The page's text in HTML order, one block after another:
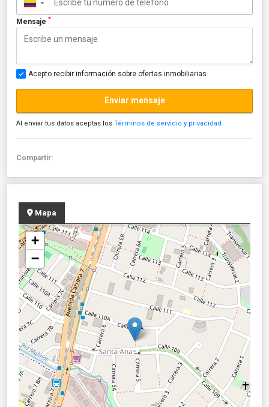
▼
Mensaje *
Acepto recibir información sobre ofertas inmobiliarias
Enviar mensaje
Al enviar tus datos aceptas los Términos de servicio y privacidad
Compartir:
Mapa
+
−